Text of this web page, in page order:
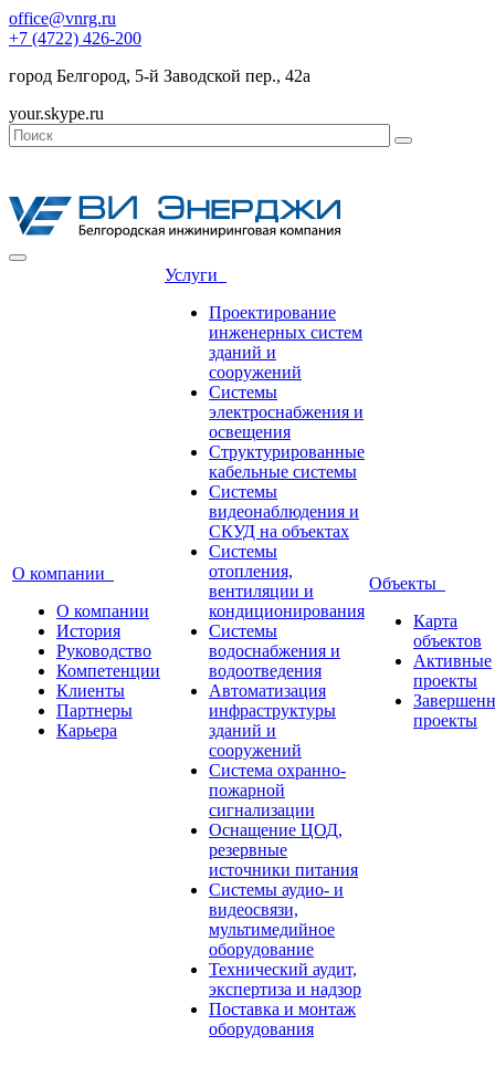
office@vnrg.ru
+7 (4722) 426-200
город Белгород, 5-й Заводской пер., 42а
your.skype.ru
О компании
О компании
История
Руководство
Компетенции
Клиенты
Партнеры
Карьера
Услуги
Проектирование
инженерных систем
зданий и
сооружений
Системы
электроснабжения и
освещения
Структурированные
кабельные системы
Системы
видеонаблюдения и
СКУД на объектах
Системы
отопления,
вентиляции и
кондиционирования
Системы
водоснабжения и
водоотведения
Автоматизация
инфраструктуры
зданий и
сооружений
Система охранно-
пожарной
сигнализации
Оснащение ЦОД,
резервные
источники питания
Системы аудио- и
видеосвязи,
мультимедийное
оборудование
Технический аудит,
экспертиза и надзор
Поставка и монтаж
оборудования
Объекты
Карта
объектов
Активные
проекты
проекты